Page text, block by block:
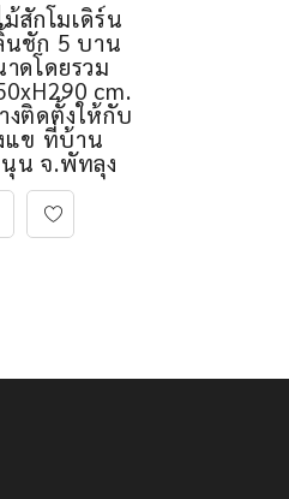
ม้สักโมเดิร์น
ชัก 5 บาน
ดโดยรวม
cm.
ติดตั้งให้กับ
แข ที่บ้าน
น จ.พัทลุง